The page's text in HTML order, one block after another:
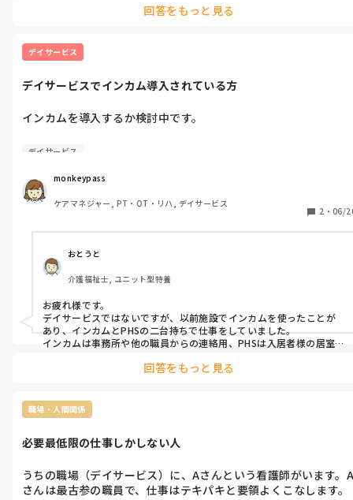
誰とどう話して応えたか、記録をとっていますから、聞いて応えを
どこの保険者も言います。また、厳密にもうせば、通所介護計画書な
ど、ケアプラン以外は長期短期を分ける必要も、本来義務化されてい
ンにあわせますし、でないとケアマネから作り替えの依頼をされる
ちなみにプランに合わせて…とは、どなたの言葉ですかね、ケアマネ
でしょうか…？
回答をもっと見る
デイサービス
デイサービスでインカム導入されている方
インカムを導入するか検討中です。
もし、デイサービスで導入されている方いたら
よろしくお願いします。
デイサービス
monkeypass
ケアマネジャー, PT・OT・リハ, デイサービス
2 ・ 06/
おとうと
介護福祉士, ユニット型特養
お疲れ様です。
デイサービスではないですが、以前施設でインカムを使ったことが
あり、インカムとPHSの二台持ちで仕事をしていました。
インカムは事務所や他の職員からの連絡用、PHSは入居者様の居室や
重たく面倒くさくて統合してほしかったです。
てそこからバイ菌が入って病院に行った職員がいました。自分は先
輩職員の紹介で、ネットで自腹でイヤホンを買いましたが、これが
デイサービスの建物の大きさがどれくらいかわかりませんが、使い
ます。
回答をもっと見る
職場・人間関係
必要最低限の仕事しかしない人
うちの職場（デイサービス）に、Aさんという看護師がいます。A
さんは最古参の職員で、仕事はテキパキと要領よくこなします。